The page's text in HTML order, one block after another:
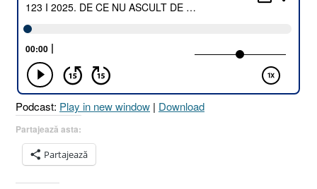
Podcast: Play in new window | Download
Partajează asta:
Partajează